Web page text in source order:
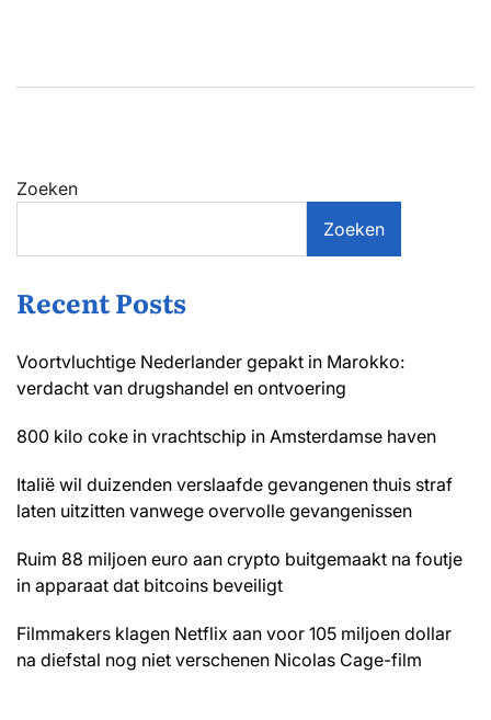
Zoeken
Zoeken
Recent Posts
Voortvluchtige Nederlander gepakt in Marokko:
verdacht van drugshandel en ontvoering
800 kilo coke in vrachtschip in Amsterdamse haven
Italië wil duizenden verslaafde gevangenen thuis straf
laten uitzitten vanwege overvolle gevangenissen
Ruim 88 miljoen euro aan crypto buitgemaakt na foutje
in apparaat dat bitcoins beveiligt
Filmmakers klagen Netflix aan voor 105 miljoen dollar
na diefstal nog niet verschenen Nicolas Cage-film